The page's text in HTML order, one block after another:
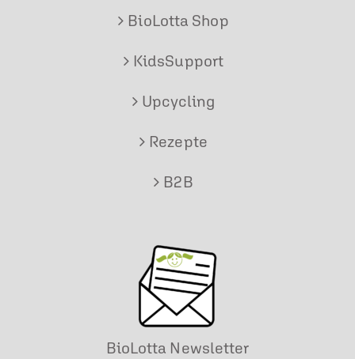
BioLotta Shop
KidsSupport
Upcycling
Rezepte
B2B
BioLotta Newsletter